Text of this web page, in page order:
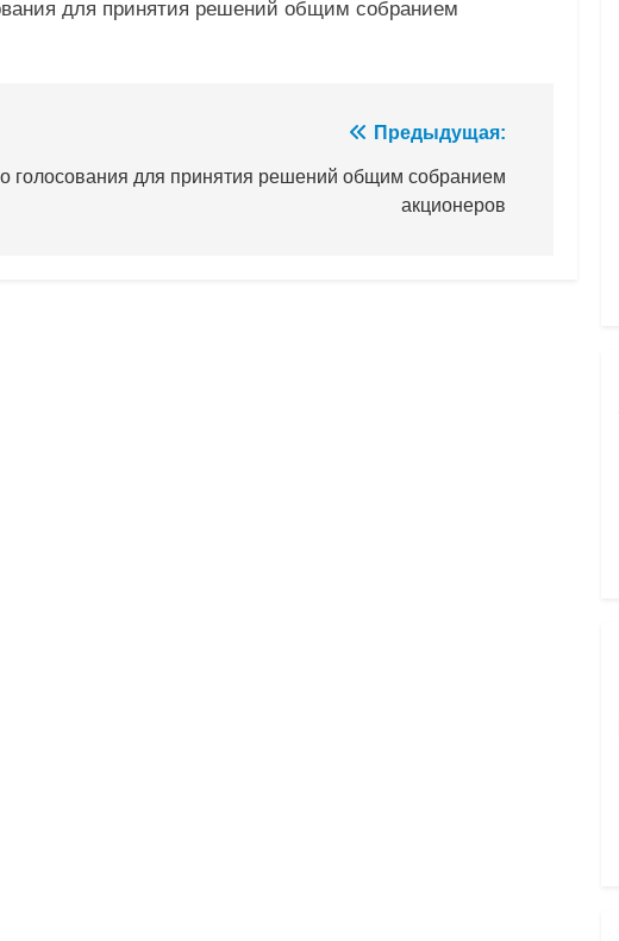
для принятия решений общим собранием
Предыдущая:
голосования для принятия решений общим собранием
акционеров